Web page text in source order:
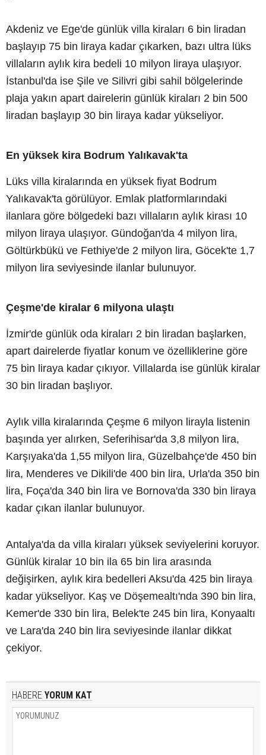
Akdeniz ve Ege'de günlük villa kiraları 6 bin liradan
başlayıp 75 bin liraya kadar çıkarken, bazı ultra lüks
villaların aylık kira bedeli 10 milyon liraya ulaşıyor.
İstanbul'da ise Şile ve Silivri gibi sahil bölgelerinde
plaja yakın apart dairelerin günlük kiraları 2 bin 500
liradan başlayıp 30 bin liraya kadar yükseliyor.
En yüksek kira Bodrum Yalıkavak'ta
Lüks villa kiralarında en yüksek fiyat Bodrum
Yalıkavak'ta görülüyor. Emlak platformlarındaki
ilanlara göre bölgedeki bazı villaların aylık kirası 10
milyon liraya ulaşıyor. Gündoğan'da 4 milyon lira,
Göltürkbükü ve Fethiye'de 2 milyon lira, Göcek'te 1,7
milyon lira seviyesinde ilanlar bulunuyor.
Çeşme'de kiralar 6 milyona ulaştı
İzmir'de günlük oda kiraları 2 bin liradan başlarken,
apart dairelerde fiyatlar konum ve özelliklerine göre
75 bin liraya kadar çıkıyor. Villalarda ise günlük kiralar
30 bin liradan başlıyor.
Aylık villa kiralarında Çeşme 6 milyon lirayla listenin
başında yer alırken, Seferihisar'da 3,8 milyon lira,
Karşıyaka'da 1,55 milyon lira, Güzelbahçe'de 450 bin
lira, Menderes ve Dikili'de 400 bin lira, Urla'da 350 bin
lira, Foça'da 340 bin lira ve Bornova'da 330 bin liraya
kadar çıkan ilanlar bulunuyor.
Antalya'da da villa kiraları yüksek seviyelerini koruyor.
Günlük kiralar 10 bin ila 65 bin lira arasında
değişirken, aylık kira bedelleri Aksu'da 425 bin liraya
kadar yükseliyor. Kaş ve Döşemealtı'nda 390 bin lira,
Kemer'de 330 bin lira, Belek'te 245 bin lira, Konyaaltı
ve Lara'da 240 bin lira seviyesinde ilanlar dikkat
çekiyor.
HABERE YORUM KAT